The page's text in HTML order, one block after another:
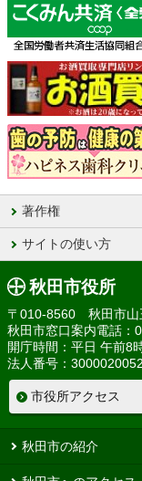
著作権
サイトの使い方
秋田市役所
〒010-8560 秋田市山
秋田市窓口案内電話
開庁時間：平日 午前8
法人番号：
市役所アクセス
秋田市の紹介